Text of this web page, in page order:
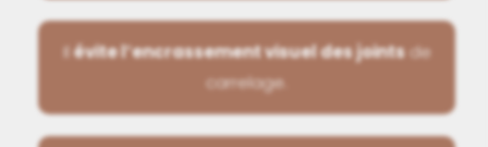
Ilévite l’encrassement visuel des jointsde
carrelage.